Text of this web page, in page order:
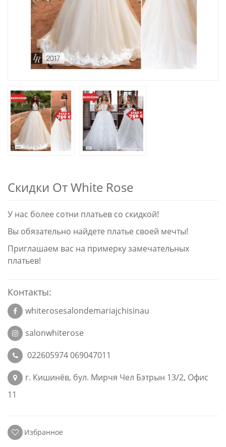
Скидки От White Rose
У нас более сотни платьев со скидкой!
Вы обязательно найдете платье своей мечты!
Приглашаем вас на примерку замечательных
платьев!
Контакты:
whiterosesalondemariajchisinau
salonwhiterose
022605974 069047011
г. Кишинёв, бул. Мирчя Чел Бэтрын 13/2, Офис
11
Избранное